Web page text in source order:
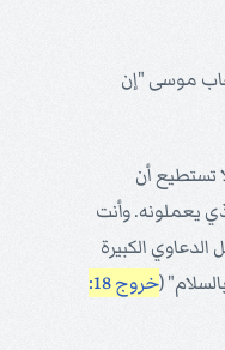
موسى "إن
تستطيع أن
يعملونه. وأنت
الكبيرة
(
خروج 18: